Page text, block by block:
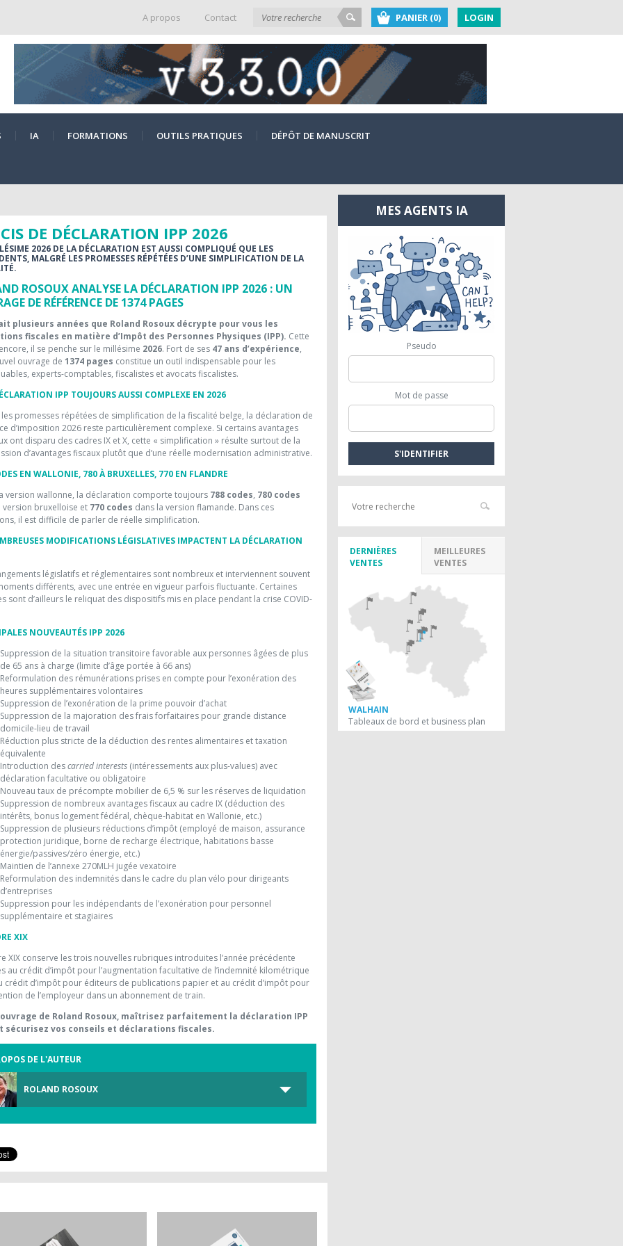
A propos Contact PANIER (0) LOGIN
IA FORMATIONS OUTILS PRATIQUES DÉPÔT DE MANUSCRIT
DE DÉCLARATION IPP 2026
2026 DE LA DÉCLARATION EST AUSSI COMPLIQUÉ QUE LES
MALGRÉ LES PROMESSES RÉPÉTÉES D’UNE SIMPLIFICATION DE LA
ROSOUX ANALYSE LA DÉCLARATION IPP 2026 : UN
DE RÉFÉRENCE DE 1374 PAGES
plusieurs années que Roland Rosoux décrypte pour vous les
fiscales en matière d’Impôt des Personnes Physiques (IPP). Cette
il se penche sur le millésime 2026. Fort de ses 47 ans d’expérience,
ouvrage de 1374 pages constitue un outil indispensable pour les
experts-comptables, fiscalistes et avocats fiscalistes.
IPP TOUJOURS AUSSI COMPLEXE EN 2026
les promesses répétées de simplification de la fiscalité belge, la déclaration de
d’imposition 2026 reste particulièrement complexe. Si certains avantages
ont disparu des cadres IX et X, cette « simplification » résulte surtout de la
d’avantages fiscaux plutôt que d’une réelle modernisation administrative.
EN WALLONIE, 780 À BRUXELLES, 770 EN FLANDRE
version wallonne, la déclaration comporte toujours 788 codes, 780 codes
version bruxelloise et 770 codes dans la version flamande. Dans ces
il est difficile de parler de réelle simplification.
MODIFICATIONS LÉGISLATIVES IMPACTENT LA DÉCLARATION
législatifs et réglementaires sont nombreux et interviennent souvent
différents, avec une entrée en vigueur parfois fluctuante. Certaines
sont d’ailleurs le reliquat des dispositifs mis en place pendant la crise COVID-
NOUVEAUTÉS IPP 2026
Suppression de la situation transitoire favorable aux personnes âgées de plus
de 65 ans à charge (limite d’âge portée à 66 ans)
Reformulation des rémunérations prises en compte pour l’exonération des
heures supplémentaires volontaires
Suppression de l’exonération de la prime pouvoir d’achat
Suppression de la majoration des frais forfaitaires pour grande distance
domicile-lieu de travail
Réduction plus stricte de la déduction des rentes alimentaires et taxation
équivalente
Introduction descarried interests (intéressements aux plus-values) avec
déclaration facultative ou obligatoire
Nouveau taux de précompte mobilier de 6,5 % sur les réserves de liquidation
Suppression de nombreux avantages fiscaux au cadre IX (déduction des
intérêts, bonus logement fédéral, chèque-habitat en Wallonie, etc.)
Suppression de plusieurs réductions d’impôt (employé de maison, assurance
protection juridique, borne de recharge électrique, habitations basse
énergie/passives/zéro énergie, etc.)
Maintien de l’annexe 270MLH jugée vexatoire
Reformulation des indemnités dans le cadre du plan vélo pour dirigeants
d’entreprises
Suppression pour les indépendants de l’exonération pour personnel
supplémentaire et stagiaires
XIX
XIX conserve les trois nouvelles rubriques introduites l’année précédente
au crédit d’impôt pour l’augmentation facultative de l’indemnité kilométrique
crédit d’impôt pour éditeurs de publications papier et au crédit d’impôt pour
de l’employeur dans un abonnement de train.
de Roland Rosoux, maîtrisez parfaitement la déclaration IPP
sécurisez vos conseils et déclarations fiscales.
DE L'AUTEUR
ROLAND ROSOUX
MES AGENTS IA
Pseudo
Mot de passe
DERNIÈRES
VENTES
MEILLEURES
VENTES
WALHAIN
Tableaux de bord et business plan